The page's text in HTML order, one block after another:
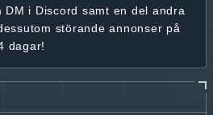
DM i Discord samt en del andra
störande annonser på
dagar!